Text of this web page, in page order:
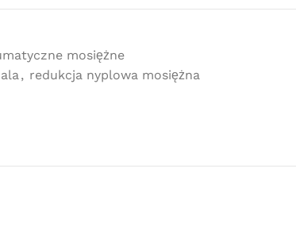
mosiężne
, redukcja nyplowa mosiężna